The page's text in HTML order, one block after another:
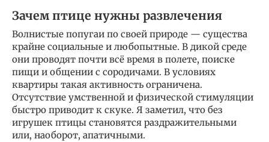
Зачем птице нужны развлечения
Волнистые попугаи по своей природе — существа
крайне социальные и любопытные. В дикой среде
они проводят почти всё время в полете, поиске
пищи и общении с сородичами. В условиях
квартиры такая активность ограничена.
Отсутствие умственной и физической стимуляции
быстро приводит к скуке. Я заметил, что без
игрушек птицы становятся раздражительными
или, наоборот, апатичными.